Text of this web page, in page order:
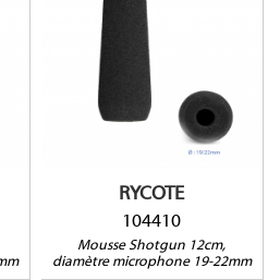
RYCOTE
104410
Mousse Shotgun 12cm,
diamètre microphone 19-22mm
Compatible avec :
Audio-Technica BP4073,
AT875, AT877, DPA 4017,
Panasonic AG-MC200G, AJ-
HDC27, AJ-HDX900, AJ-
MC700, AJ-MC900, ADJ700,
ADJ800, ADJ910, DV200,
Schoeps CMIT5, Sennheiser
MKH-8050, MKH-8060, Sony
DSR250, DSR200, DSR300,